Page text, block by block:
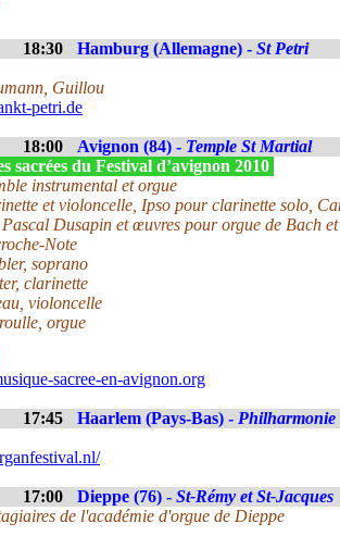
18:30 Hamburg (Allemagne) - St Petri
Guillou
petri.de
18:00 Avignon (84) - Temple St Martial
sacrées du Festival d’avignon 2010
instrumental et orgue
et violoncelle, Ipso pour clarinette solo,
Dusapin et œuvres pour orgue de Bach
Note
soprano
clarinette
violoncelle
orgue
sacree-en-avignon.org
17:45 Haarlem (Pays-Bas) - Philharmonie
17:00 Dieppe (76) - St-Rémy et St-Jacques
de l'académie d'orgue de Dieppe